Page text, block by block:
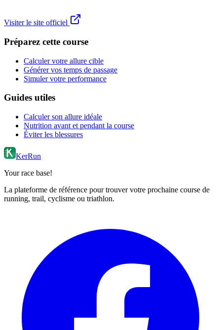
Visiter le site officiel
Préparez cette course
Calculer votre allure cible
Générer vos temps de passage
Simuler votre performance
Guides utiles
Calculer son allure idéale
Nutrition avant et pendant la course
Éviter les blessures
KerRun
Your race base!
La plateforme de référence pour trouver votre prochaine course de
running, trail, cyclisme ou triathlon.